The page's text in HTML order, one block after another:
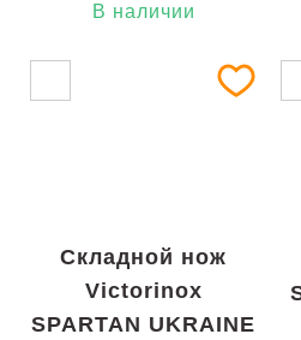
В наличии
Складной нож
Victorinox
SPARTAN UKRAINE